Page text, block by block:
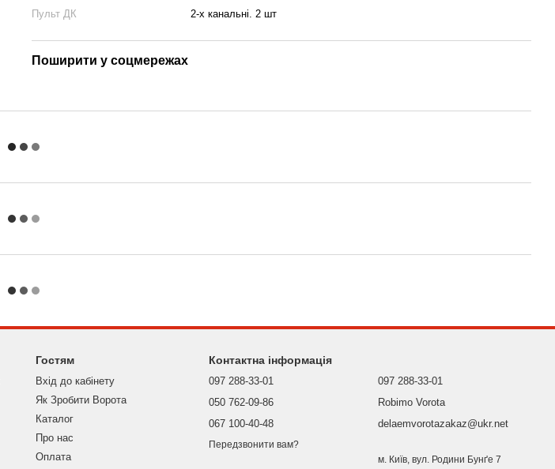
Пульт ДК
2-х канальні. 2 шт
Поширити у соцмережах
Гостям
Вхід до кабінету
Як Зробити Ворота
Каталог
Про нас
Оплата
Контактна інформація
097 288-33-01
050 762-09-86
067 100-40-48
Передзвонити вам?
097 288-33-01
Robimo Vorota
delaemvorotazakaz@ukr.net
м. Київ, вул. Родини Бунґе 7